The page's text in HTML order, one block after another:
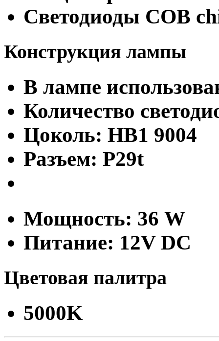
Светодиоды COB
Конструкция лампы
В лампе
Количество
Цоколь: HB1 9004
Разъем: P29t
Мощность: 36 W
Питание: 12V DC
Цветовая палитра
5000K